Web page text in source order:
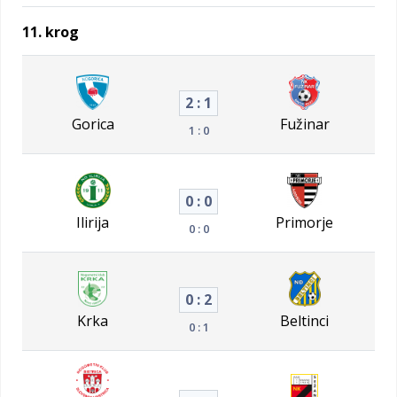
11. krog
Gorica
2 : 1
1 : 0 Fužinar
Ilirija
0 : 0
0 : 0 Primorje
Krka
0 : 2
0 : 1 Beltinci